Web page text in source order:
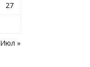
Июл »
27